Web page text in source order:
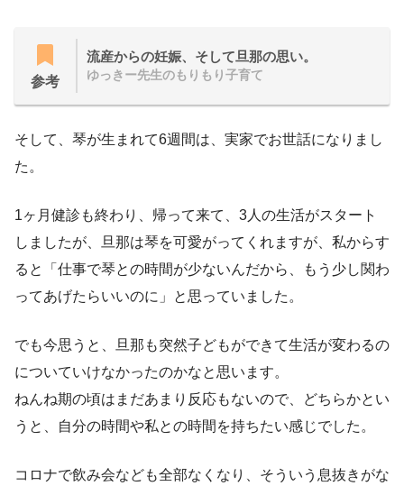
参考
流産からの妊娠、そして旦那の思い。
ゆっきー先生のもりもり子育て
そして、琴が生まれて6週間は、実家でお世話になりまし
た。
1ヶ月健診も終わり、帰って来て、3人の生活がスタート
しましたが、旦那は琴を可愛がってくれますが、私からす
ると「仕事で琴との時間が少ないんだから、もう少し関わ
ってあげたらいいのに」と思っていました。
でも今思うと、旦那も突然子どもができて生活が変わるの
についていけなかったのかなと思います。
ねんね期の頃はまだあまり反応もないので、どちらかとい
うと、自分の時間や私との時間を持ちたい感じでした。
コロナで飲み会なども全部なくなり、そういう息抜きがな